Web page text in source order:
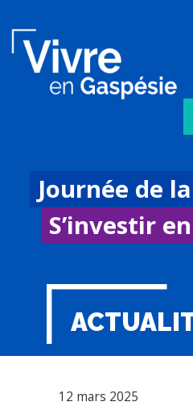
Journée de
S’investir
12 mars 2025